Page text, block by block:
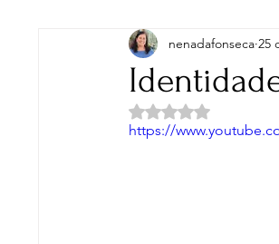
Livros- Nena recomenda
Sobre escritores e a escrita
nenadafonseca 25
Avaliado com NaN
https://